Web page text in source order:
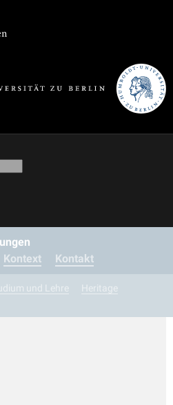
Kontext Kontakt
und Lehre
Heritage